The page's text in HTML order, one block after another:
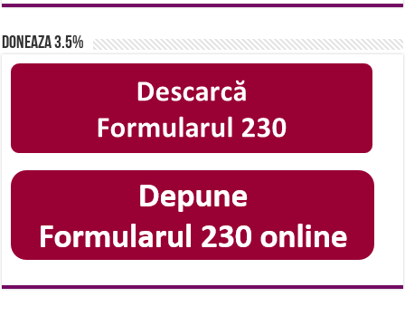
Doneaza 3.5%